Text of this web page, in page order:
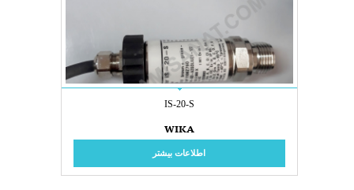
IS-20-S
WIKA
اطلاعات بیشتر